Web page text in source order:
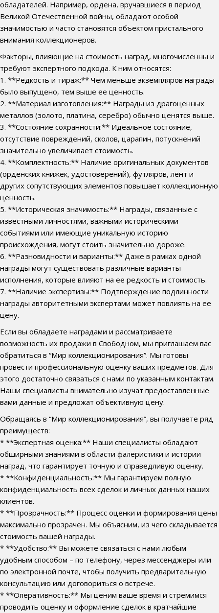
обладателей. Например, ордена, вручавшиеся в период
Великой Отечественной войны, обладают особой
значимостью и часто становятся объектом пристального
внимания коллекционеров.
Факторы, влияющие на стоимость наград, многочисленны и
требуют экспертного подхода. К ним относятся:
1. **Редкость и тираж:** Чем меньше экземпляров награды
было выпущено, тем выше ее ценность.
2. **Материал изготовления:** Награды из драгоценных
металлов (золото, платина, серебро) обычно ценятся выше.
3. **Состояние сохранности:** Идеальное состояние,
отсутствие повреждений, сколов, царапин, потускнений
значительно увеличивает стоимость.
4. **Комплектность:** Наличие оригинальных документов
(орденских книжек, удостоверений), футляров, лент и
других сопутствующих элементов повышает коллекционную
ценность.
5. **Историческая значимость:** Награды, связанные с
известными личностями, важными историческими
событиями или имеющие уникальную историю
происхождения, могут стоить значительно дороже.
6. **Разновидности и варианты:** Даже в рамках одной
награды могут существовать различные варианты
исполнения, которые влияют на ее редкость и стоимость.
7. **Наличие экспертизы:** Подтверждение подлинности
награды авторитетными экспертами может повлиять на ее
цену.
Если вы обладаете наградами и рассматриваете
возможность их продажи в Свободном, мы приглашаем вас
обратиться в “Мир коллекционирования”. Мы готовы
провести профессиональную оценку ваших предметов. Для
этого достаточно связаться с нами по указанным контактам.
Наши специалисты внимательно изучат предоставленные
вами данные и предложат объективную цену.
Обращаясь в “Мир коллекционирования”, вы получаете ряд
преимуществ:
* **Экспертная оценка:** Наши специалисты обладают
обширными знаниями в области фалеристики и истории
наград, что гарантирует точную и справедливую оценку.
* **Конфиденциальность:** Мы гарантируем полную
конфиденциальность всех сделок и личных данных наших
клиентов.
* **Прозрачность:** Процесс оценки и формирования цены
максимально прозрачен. Мы объясним, из чего складывается
стоимость вашей награды.
* **Удобство:** Вы можете связаться с нами любым
удобным способом – по телефону, через мессенджеры или
по электронной почте, чтобы получить предварительную
консультацию или договориться о встрече.
* **Оперативность:** Мы ценим ваше время и стремимся
проводить оценку и оформление сделок в кратчайшие